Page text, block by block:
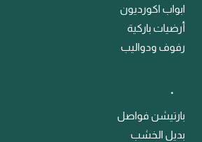
ابواب اكورديون
أرضيات باركية
رفوف ودواليب
﹒
بارتيشن فواصل
بديل الخشب